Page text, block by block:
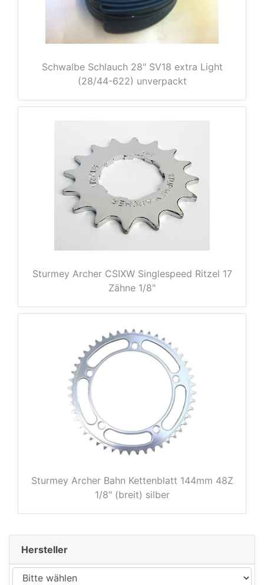
Schwalbe Schlauch 28" SV18 extra Light
(28/44-622) unverpackt
Sturmey Archer CSIXW Singlespeed Ritzel 17
Zähne 1/8"
Sturmey Archer Bahn Kettenblatt 144mm 48Z
1/8" (breit) silber
Hersteller